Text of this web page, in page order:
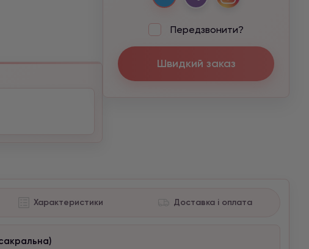
Передзвонити?
Швидкий заказ
Характеристики Доставка і оплата